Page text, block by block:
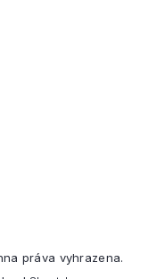
práva vyhrazena.